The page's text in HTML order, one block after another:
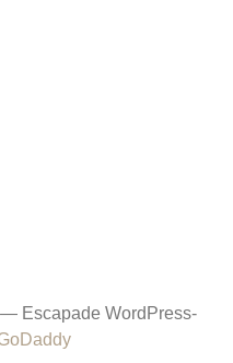
Escapade WordPress-